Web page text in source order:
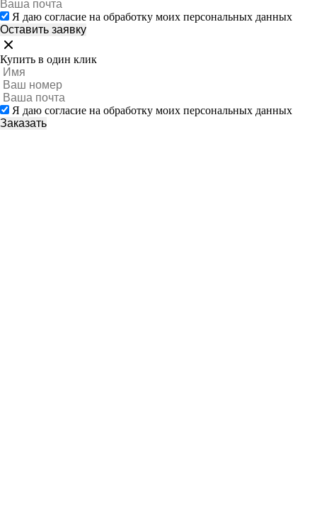
Я даю согласие на обработку моих персональных данных
Купить в один клик
Я даю согласие на обработку моих персональных данных